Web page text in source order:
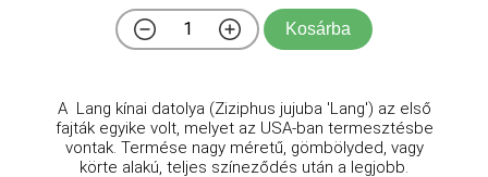
Kosárba
A Lang kínai datolya (Ziziphus jujuba 'Lang') az első
fajták egyike volt, melyet az USA-ban termesztésbe
vontak. Termése nagy méretű, gömbölyded, vagy
körte alakú, teljes színeződés után a legjobb.